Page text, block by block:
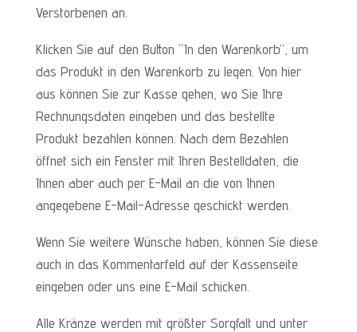
Verstorbenen an.
Klicken Sie auf den Button “In den Warenkorb”, um
das Produkt in den Warenkorb zu legen. Von hier
aus können Sie zur Kasse gehen, wo Sie Ihre
Rechnungsdaten eingeben und das bestellte
Produkt bezahlen können. Nach dem Bezahlen
öffnet sich ein Fenster mit Ihren Bestelldaten, die
Ihnen aber auch per E-Mail an die von Ihnen
angegebene E-Mail-Adresse geschickt werden.
Wenn Sie weitere Wünsche haben, können Sie diese
auch in das Kommentarfeld auf der Kassenseite
eingeben oder uns eine E-Mail schicken.
Alle Kränze werden mit größter Sorgfalt und unter